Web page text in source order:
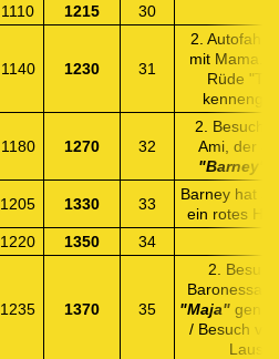
1110 1215 30
1140 1230 31
2. Autofahrt
mit Mama.
Rüde
1180 1270 32
2. Besuch
Ami, der
"Barney"
1205 1330 33
Barney hat
ein rotes
1220 1350 34
1235 1370 35
2.
Baronessa,
"Maja"
/ Besuch